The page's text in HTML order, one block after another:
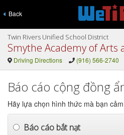
Back
Twin Rivers Unified School District
Smythe Academy of Arts
Driving Directions (916) 566-2740
Báo cáo cộng đồng
Hãy lựa chọn hình thức mà bạn
Báo cáo bắt nạt